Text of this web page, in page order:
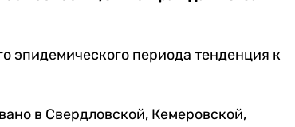
эпидемического периода тенденция к
в Свердловской, Кемеровской,